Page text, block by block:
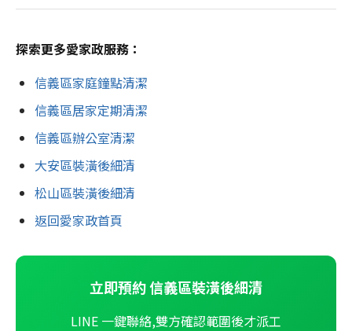
探索更多愛家政服務：
信義區家庭鐘點清潔
信義區居家定期清潔
信義區辦公室清潔
大安區裝潢後細清
松山區裝潢後細清
返回愛家政首頁
立即預約 信義區裝潢後細清
LINE 一鍵聯絡,雙方確認範圍後才派工